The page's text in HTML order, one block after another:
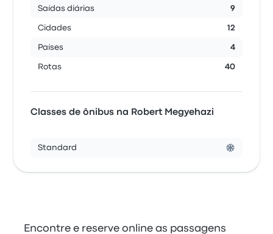
Saídas diárias 9
Cidades 12
Países 4
Rotas 40
Classes de ônibus na Robert Megyehazi
Standard
Encontre e reserve online as passagens